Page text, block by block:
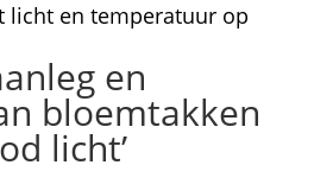
licht en temperatuur op
en
bloemtakken
licht’